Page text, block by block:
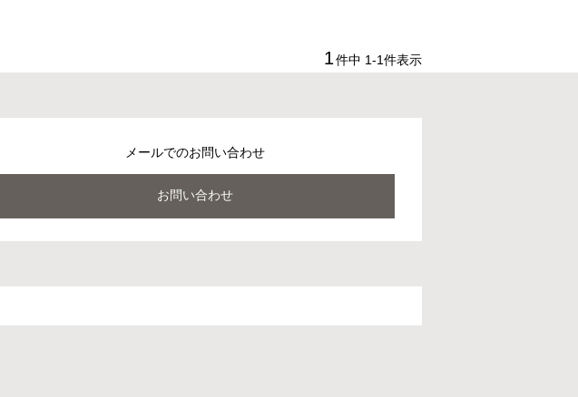
1件中 1-1件表示
メールでのお問い合わせ
お問い合わせ